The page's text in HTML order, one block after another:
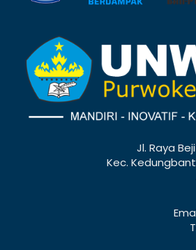
Jl. Raya
Kec.